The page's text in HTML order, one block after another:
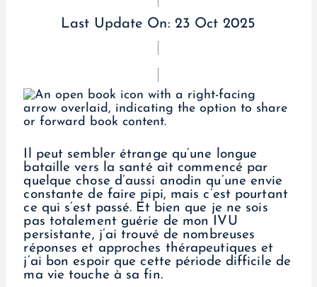
Last Update On: 23 Oct 2025
Il peut sembler étrange qu’une longue
bataille vers la santé ait commencé par
quelque chose d’aussi anodin qu’une envie
constante de faire pipi, mais c’est pourtant
ce qui s’est passé. Et bien que je ne sois
pas totalement guérie de mon IVU
persistante, j’ai trouvé de nombreuses
réponses et approches thérapeutiques et
j’ai bon espoir que cette période difficile de
ma vie touche à sa fin.